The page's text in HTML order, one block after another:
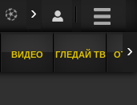
›
ВИДЕО ГЛЕДАЙ ТВ ›